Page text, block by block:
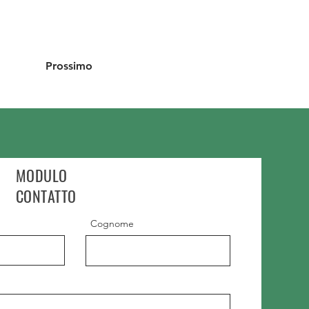
Prossimo
MODULO
CONTATTO
Cognome